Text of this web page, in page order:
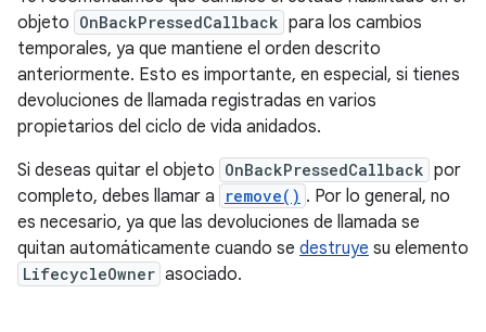
objeto OnBackPressedCallback para los cambios
temporales, ya que mantiene el orden descrito
anteriormente. Esto es importante, en especial, si tienes
devoluciones de llamada registradas en varios
propietarios del ciclo de vida anidados.
Si deseas quitar el objeto OnBackPressedCallback por
completo, debes llamar a
remove() . Por lo general, no
es necesario, ya que las devoluciones de llamada se
quitan automáticamente cuando se destruye su elemento
LifecycleOwner asociado.